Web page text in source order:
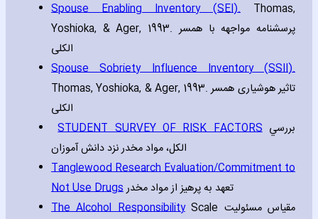
Spouse Enabling Inventory (SEI). Thomas‚
Yoshioka‚ & Ager‚ 1993. پرسشنامه مواجهه با همسر
الکلی
Spouse Sobriety Influence Inventory (SSII).
Thomas‚ Yoshioka‚ & Ager‚ 1993. تاثیر هوشیاری همسر
الکلی
STUDENT SURVEY OF RISK FACTORSبررسي
الکل، مواد مخدر نزد دانش آموزان
Tanglewood Research Evaluation/Commitment to
Not Use Drugsتعهد به پرهیز از مواد مخدر
The Alcohol ResponsibilityScale مقياس مسئوليت